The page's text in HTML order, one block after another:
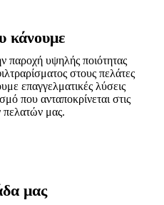
κάνουμε
παροχή υψηλής ποιότητας
στους πελάτες
επαγγελματικές λύσεις
που ανταποκρίνεται στις
πελατών μας.
μας